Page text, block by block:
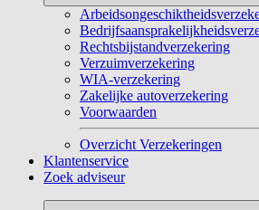
Rechtsbijstandverzekering
Verzuimverzekering
WIA-verzekering
Zakelijke autoverzekering
Voorwaarden
Overzicht Verzekeringen
Klantenservice
Zoek adviseur